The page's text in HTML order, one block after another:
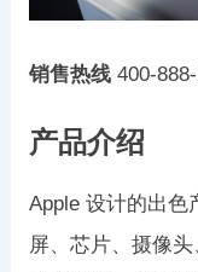
销售热线400-
产品介绍
Apple 设计的出色
屏、芯片、摄像